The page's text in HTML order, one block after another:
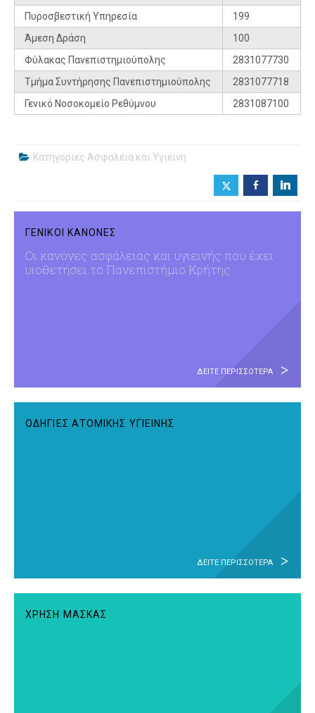
Πυροσβεστική Υπηρεσία
199
Άμεση Δράση
100
Φύλακας Πανεπιστημιούπολης
2831077730
Τμήμα Συντήρησης Πανεπιστημιούπολης
2831077718
Γενικό Νοσοκομείο Ρεθύμνου
2831087100
Κατηγοριες Ασφαλεια και Υγιεινη
b j
ΓΕΝΙΚΟΙ ΚΑΝΟΝΕΣ
Οι κανόνες ασφάλειας και υγιεινής που έχει
υιοθετήσει το Πανεπιστήμιο Κρήτης
ΔΕΙΤΕ ΠΕΡΙΣΣΟΤΕΡΑ
ΟΔΗΓΙΕΣ ΑΤΟΜΙΚΗΣ ΥΓΙΕΙΝΗΣ
ΔΕΙΤΕ ΠΕΡΙΣΣΟΤΕΡΑ
ΧΡΗΣΗ ΜΑΣΚΑΣ